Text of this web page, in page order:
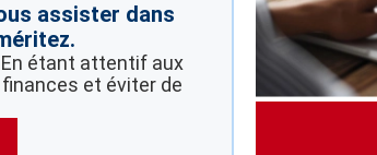
assister dans
étant attentif aux
et éviter de